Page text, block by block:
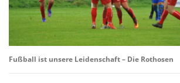
Fußball ist unsere Leidenschaft – Die Rothosen